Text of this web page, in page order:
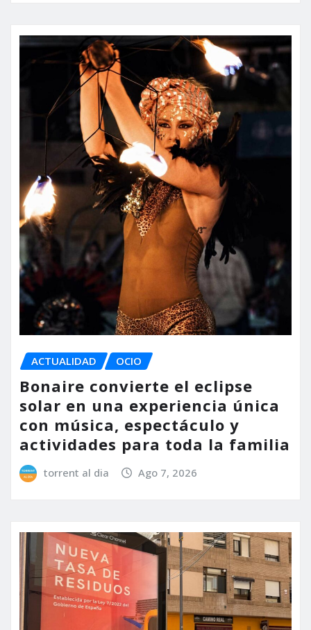
ACTUALIDAD OCIO
Bonaire convierte el eclipse
solar en una experiencia única
con música, espectáculo y
actividades para toda la familia
torrent al dia Ago 7, 2026